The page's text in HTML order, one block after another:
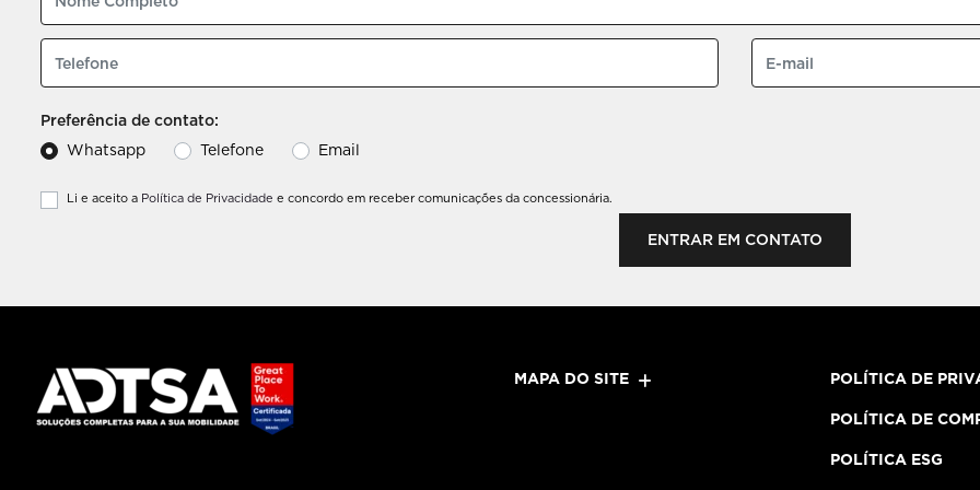
Preferência de contato:
Whatsapp
Telefone Email
Li e aceito a Política de Privacidade e concordo em receber comunicações da concessionária.
ENTRAR EM CONTATO
MAPA DO SITE POLÍTICA DE
POLÍTICA DE
POLÍTICA ESG